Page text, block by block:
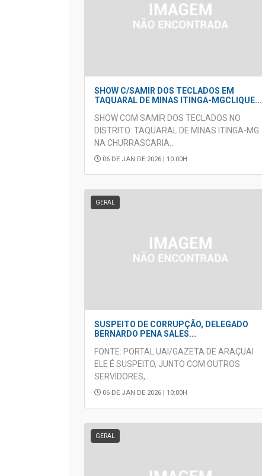
SHOW C/SAMIR DOS TECLADOS EM
TAQUARAL DE MINAS ITINGA-MGCLIQUE...
SHOW COM SAMIR DOS TECLADOS NO
DISTRITO: TAQUARAL DE MINAS ITINGA-MG
NA CHURRASCARIA...
06 DE JAN DE 2026 | 10:00H
GERAL
SUSPEITO DE CORRUPÇÃO, DELEGADO
BERNARDO PENA SALES...
FONTE: PORTAL UAI/GAZETA DE ARAÇUAI
ELE É SUSPEITO, JUNTO COM OUTROS
SERVIDORES,...
06 DE JAN DE 2026 | 10:00H
GERAL